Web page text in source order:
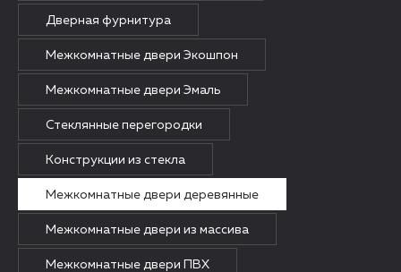
Дверная фурнитура
Межкомнатные двери Экошпон
Межкомнатные двери Эмаль
Стеклянные перегородки
Конструкции из стекла
Межкомнатные двери деревянные
Межкомнатные двери из массива
Межкомнатные двери ПВХ